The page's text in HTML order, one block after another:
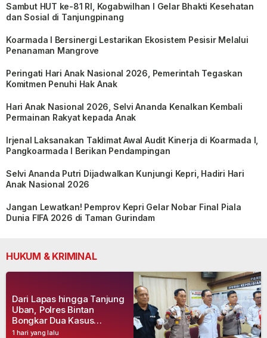
Sambut HUT ke-81 RI, Kogabwilhan I Gelar Bhakti Kesehatan
dan Sosial di Tanjungpinang
Koarmada I Bersinergi Lestarikan Ekosistem Pesisir Melalui
Penanaman Mangrove
Peringati Hari Anak Nasional 2026, Pemerintah Tegaskan
Komitmen Penuhi Hak Anak
Hari Anak Nasional 2026, Selvi Ananda Kenalkan Kembali
Permainan Rakyat kepada Anak
Irjenal Laksanakan Taklimat Awal Audit Kinerja di Koarmada I,
Pangkoarmada I Berikan Pendampingan
Selvi Ananda Putri Dijadwalkan Kunjungi Kepri, Hadiri Hari
Anak Nasional 2026
Jangan Lewatkan! Pemprov Kepri Gelar Nobar Final Piala
Dunia FIFA 2026 di Taman Gurindam
HUKUM & KRIMINAL
1 hari yang lalu
Dari Lapas hingga Tanjung
Uban, Polres Bintan
Bongkar Dua Kasus
Narkoba, Empat Tersangka